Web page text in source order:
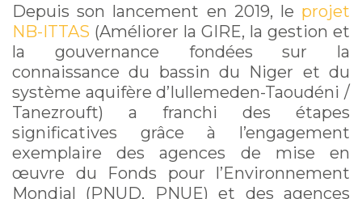
Depuis son lancement en 2019, le projet
NB-ITTAS (Améliorer la GIRE, la gestion et
la gouvernance fondées sur la
connaissance du bassin du Niger et du
système aquifère d’Iullemeden-Taoudéni /
Tanezrouft) a franchi des étapes
significatives grâce à l’engagement
exemplaire des agences de mise en
œuvre du Fonds pour l’Environnement
Mondial (PNUD, PNUE) et des agences